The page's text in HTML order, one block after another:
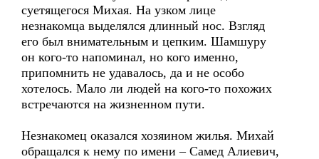
суетящегося Михая. На узком лице
незнакомца выделялся длинный нос. Взгляд
его был внимательным и цепким. Шамшуру
он кого-то напоминал, но кого именно,
припомнить не удавалось, да и не особо
хотелось. Мало ли людей на кого-то похожих
встречаются на жизненном пути.
Незнакомец оказался хозяином жилья. Михай
обращался к нему по имени – Самед Алиевич,